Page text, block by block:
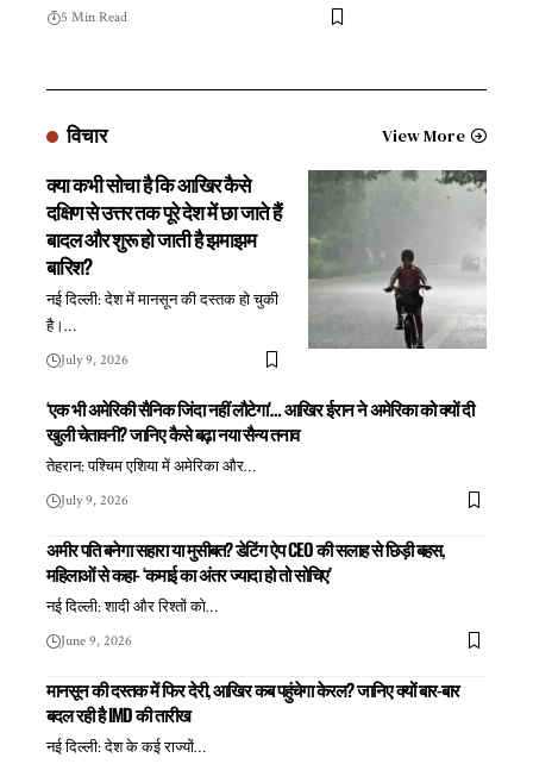
5 Min Read
विचार View More
क्या कभी सोचा है कि आखिर कैसे
दक्षिण से उत्तर तक पूरे देश में छा जाते हैं
बादल और शुरू हो जाती है झमाझम
बारिश?
नई दिल्ली: देश में मानसून की दस्तक हो चुकी
है।…
July 9, 2026
‘एक भी अमेरिकी सैनिक जिंदा नहीं लौटेगा’… आखिर ईरान ने अमेरिका को क्यों दी
खुली चेतावनी? जानिए कैसे बढ़ा नया सैन्य तनाव
तेहरान: पश्चिम एशिया में अमेरिका और…
July 9, 2026
अमीर पति बनेगा सहारा या मुसीबत? डेटिंग ऐप CEO की सलाह से छिड़ी बहस,
महिलाओं से कहा- ‘कमाई का अंतर ज्यादा हो तो सोचिए’
नई दिल्ली: शादी और रिश्तों को…
June 9, 2026
मानसून की दस्तक में फिर देरी, आखिर कब पहुंचेगा केरल? जानिए क्यों बार-बार
बदल रही है IMD की तारीख
नई दिल्ली: देश के कई राज्यों…